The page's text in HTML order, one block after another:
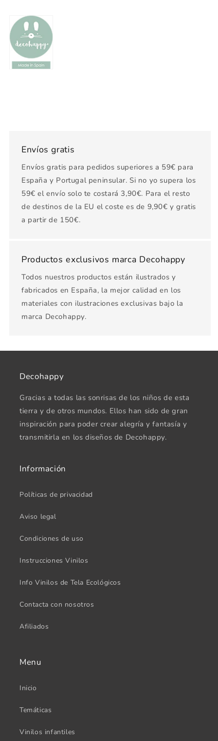
Envíos gratis
Envíos gratis para pedidos superiores a 59€ para
España y Portugal peninsular. Si no yo supera los
59€ el envío solo te costará 3,90€. Para el resto
de destinos de la EU el coste es de 9,90€ y gratis
a partir de 150€.
Productos exclusivos marca Decohappy
Todos nuestros productos están ilustrados y
fabricados en España, la mejor calidad en los
materiales con ilustraciones exclusivas bajo la
marca Decohappy.
Decohappy
Gracias a todas las sonrisas de los niños de esta
tierra y de otros mundos. Ellos han sido de gran
inspiración para poder crear alegría y fantasía y
transmitirla en los diseños de Decohappy.
Información
Políticas de privacidad
Aviso legal
Condiciones de uso
Instrucciones Vinilos
Info Vinilos de Tela Ecológicos
Contacta con nosotros
Afiliados
Menu
Inicio
Temáticas
Vinilos infantiles